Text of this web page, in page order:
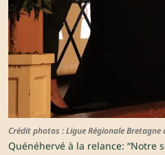
Crédit photos : Ligue Régionale Bretagne
Quénéhervé à la relance: “Notre